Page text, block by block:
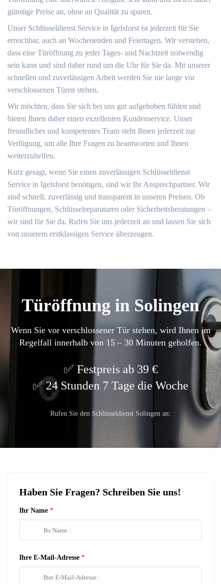
günstige Preise an, ohne an Qualität zu sparen.
Unser Schlüsseldienst Service in Igelsforst ist jederzeit für Sie
erreichbar, auch an Wochenenden und Feiertagen. Wir verstehen,
dass eine Türöffnung zu jeder Tages- und Nachtzeit notwendig
sein kann und sind daher rund um die Uhr für Sie da. Mit unserer
schnellen und zuverlässigen Arbeit werden Sie nie lange vor
verschlossenen Türen stehen.
Wir möchten, dass Sie sich bei uns gut aufgehoben fühlen und
bieten Ihnen daher einen exzellenten Kundenservice. Unser
freundliches und kompetentes Team steht Ihnen jederzeit zur
Verfügung, um alle Ihre Fragen zu beantworten und Ihnen
weiterzuhelfen.
Kurz gesagt, wenn Sie einen zuverlässigen Schlüsseldienst
Service in Igelsforst benötigen, sind wir Ihr Ansprechpartner. Wir
sind schnell, zuverlässig und transparent in unseren Preisen. Ob
Türöffnungen, Schlüsselreparaturen oder Sicherheitsberatungen –
wir sind für Sie da. Rufen Sie uns jederzeit an und lassen Sie sich
von unserem erstklassigen Service überzeugen.
Türöffnung in Solingen
Wenn Sie vor verschlossener Tür stehen, wird Ihnen im
Regelfall innerhalb von 15 – 30 Minuten geholfen.
Festpreis ab 39 €
24 Stunden 7 Tage die Woche
Rufen Sie den Schlüsseldienst Solingen an:
Haben Sie Fragen? Schreiben Sie uns!
Ihr Name
Ihre E-Mail-Adresse